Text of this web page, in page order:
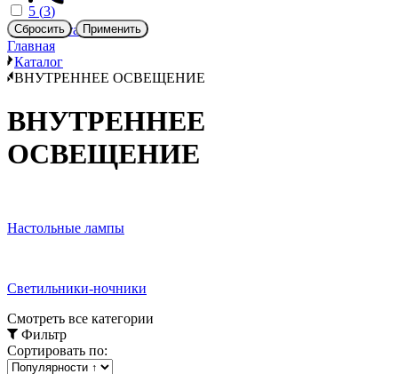
Контакты
5 (3)
Главная
Каталог
ВНУТРЕННЕЕ ОСВЕЩЕНИЕ
ВНУТРЕННЕЕ
ОСВЕЩЕНИЕ
Настольные лампы
Светильники-ночники
Смотреть все категории
Фильтр
Сортировать по: